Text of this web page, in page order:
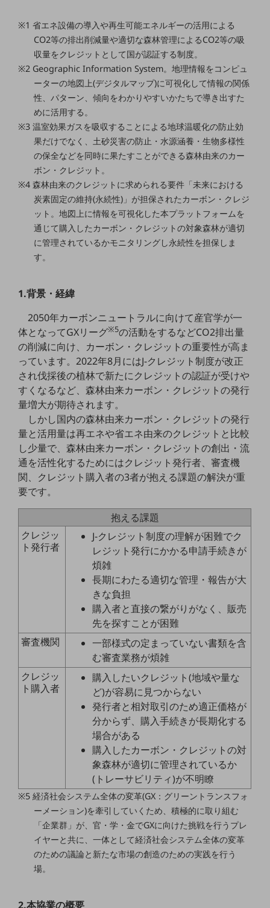
マーケティング
業務効率化
職場環境整備
地域共創・地方創生
セキュリティ対策
顧客体験（CX）改善
自動化・省電化
人材不足解消
業種・業態で探す
業種・業態で探すTOP
医療・介護
モビリティ
製造・建設業
小売業
キーワードで探す
モバイルTOP
法人向けスマホ・携帯に関する、
おすすめの機種、料金やサービスをご紹介
製品
製品TOP
ビジネス向けスマートフォン
タフネススマートフォン
5G対応ホームルーター
衛星携帯電話
IOT完了済みメーカーブランド製品
ドコモBiz データ無制限 ドコモ MAX ドコモ mini ドコモBiz かけ放題
5Gデータプラス
データプラス
IoT向け回線料金
home5Gプラン
モバイルサービス
※1 省エネ設備の導入や再生可能エネルギーの活用による
CO2等の排出削減量や適切な森林管理によるCO2等の吸
収量をクレジットとして国が認証する制度。
※2 Geographic Information System。地理情報をコンピュ
ーターの地図上(デジタルマップ)に可視化して情報の関係
性、パターン、傾向をわかりやすいかたちで導き出すた
めに活用する。
※3 温室効果ガスを吸収することによる地球温暖化の防止効
果だけでなく、土砂災害の防止・水源涵養・生物多様性
の保全などを同時に果たすことができる森林由来のカー
ボン・クレジット。
※4 森林由来のクレジットに求められる要件「未来における
炭素固定の維持(永続性)」が担保されたカーボン・クレジ
ット。地図上に情報を可視化した本プラットフォームを
通じて購入したカーボン・クレジットの対象森林が適切
に管理されているかモニタリングし永続性を担保しま
す。
1.背景・経緯
2050年カーボンニュートラルに向けて産官学が一
体となってGXリーグ※5の活動をするなどCO2排出量
の削減に向け、カーボン・クレジットの重要性が高ま
っています。2022年8月にはJ-クレジット制度が改正
され伐採後の植林で新たにクレジットの認証が受けや
すくなるなど、森林由来カーボン・クレジットの発行
量増大が期待されます。
しかし国内の森林由来カーボン・クレジットの発行
量と活用量は再エネや省エネ由来のクレジットと比較
し少量で、森林由来カーボン・クレジットの創出・流
通を活性化するためにはクレジット発行者、審査機
関、クレジット購入者の3者が抱える課題の解決が重
要です。
抱える課題
クレジッ
ト発行者
J-クレジット制度の理解が困難でク
レジット発行にかかる申請手続きが
煩雑
長期にわたる適切な管理・報告が大
きな負担
購入者と直接の繋がりがなく、販売
先を探すことが困難
審査機関
一部様式の定まっていない書類を含
む審査業務が煩雑
クレジッ
ト購入者
購入したいクレジット(地域や量な
ど)が容易に見つからない
発行者と相対取引のため適正価格が
分からず、購入手続きが長期化する
場合がある
購入したカーボン・クレジットの対
象森林が適切に管理されているか
(トレーサビリティ)が不明瞭
※5 経済社会システム全体の変革(GX：グリーントランスフォ
ーメーション)を牽引していくため、積極的に取り組む
「企業群」が、官・学・金でGXに向けた挑戦を行うプレ
イヤーと共に、一体として経済社会システム全体の変革
のための議論と新たな市場の創造のための実践を行う
場。
2.本協業の概要